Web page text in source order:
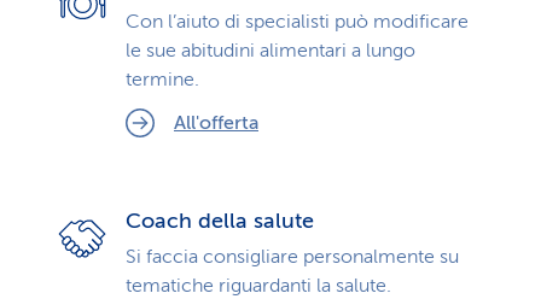
Con l’aiuto di specialisti può modificare
le sue abitudini alimentari a lungo
termine.
All'offerta
Coach della salute
Si faccia consigliare personalmente su
tematiche riguardanti la salute.